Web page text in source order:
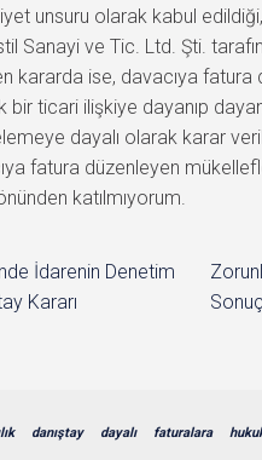
İdarenin Denetim
Kararı
danıştay dayalı faturalara